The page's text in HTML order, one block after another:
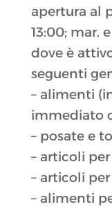
apertura al
13:00; mar.
dove è
seguenti
– alimenti
immediato
– posate e
– articoli
– articoli
– alimenti